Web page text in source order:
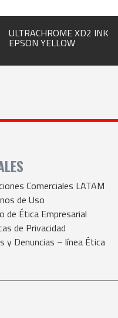
ULTRACHROME XD2 INK
EPSON YELLOW
Comerciales LATAM
de Uso
de Ética Empresarial
de Privacidad
y Denuncias – línea Ética